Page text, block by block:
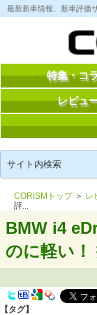
コ
ン
へ
最新新車情報、新車評価
特集・コ
レビュ
索:
CORISMトップ＞ レ
評...
BMW i4
のに軽い！
【タグ】